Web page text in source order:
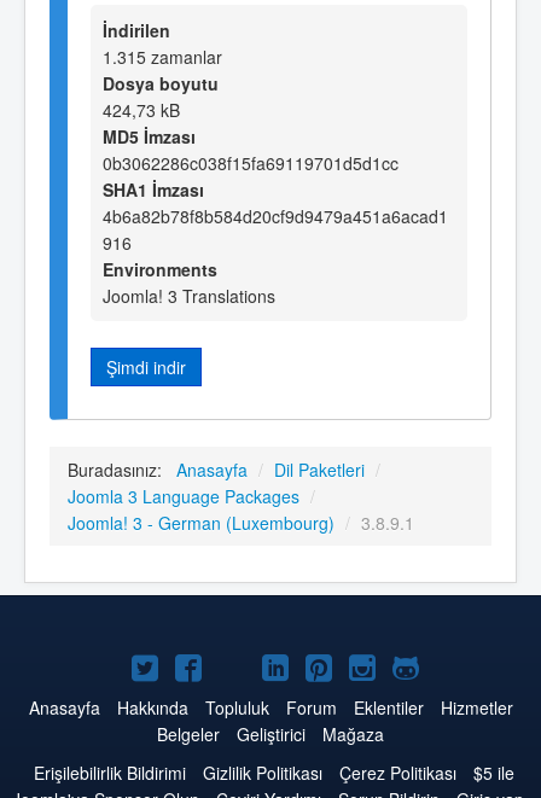
İndirilen
1.315 zamanlar
Dosya boyutu
424,73 kB
MD5 İmzası
0b3062286c038f15fa69119701d5d1cc
SHA1 İmzası
4b6a82b78f8b584d20cf9d9479a451a6acad1
916
Environments
Joomla! 3 Translations
Şimdi indir
Buradasınız: Anasayfa / Dil Paketleri /
Joomla 3 Language Packages /
Joomla! 3 - German (Luxembourg) / 3.8.9.1
Twitter'da
Joomla
Facebook'da
Joomla
YouTube'da
Joomla
LinkedIn'de
Joomla
Pinterest'de
Joomla
Instagram'da
Joomla
GitHub'da
Joomla
Anasayfa Hakkında Topluluk Forum Eklentiler
Hizmetler
Belgeler
Geliştirici
Mağaza
Erişilebilirlik Bildirimi
Gizlilik Politikası Çerez Politikası
$5 ile